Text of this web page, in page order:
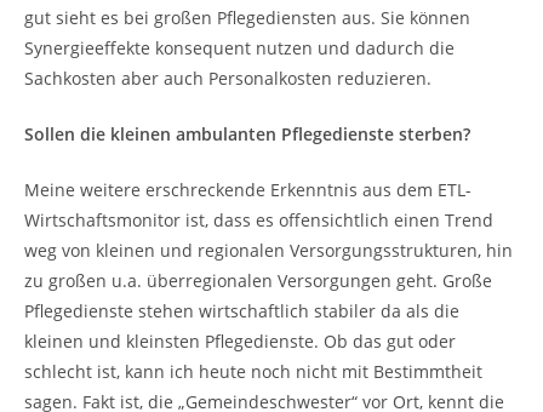
gut sieht es bei großen Pflegediensten aus. Sie können
Synergieeffekte konsequent nutzen und dadurch die
Sachkosten aber auch Personalkosten reduzieren.
Sollen die kleinen ambulanten Pflegedienste sterben?
Meine weitere erschreckende Erkenntnis aus dem ETL-
Wirtschaftsmonitor ist, dass es offensichtlich einen Trend
weg von kleinen und regionalen Versorgungsstrukturen, hin
zu großen u.a. überregionalen Versorgungen geht. Große
Pflegedienste stehen wirtschaftlich stabiler da als die
kleinen und kleinsten Pflegedienste. Ob das gut oder
schlecht ist, kann ich heute noch nicht mit Bestimmtheit
sagen. Fakt ist, die „Gemeindeschwester“ vor Ort, kennt die